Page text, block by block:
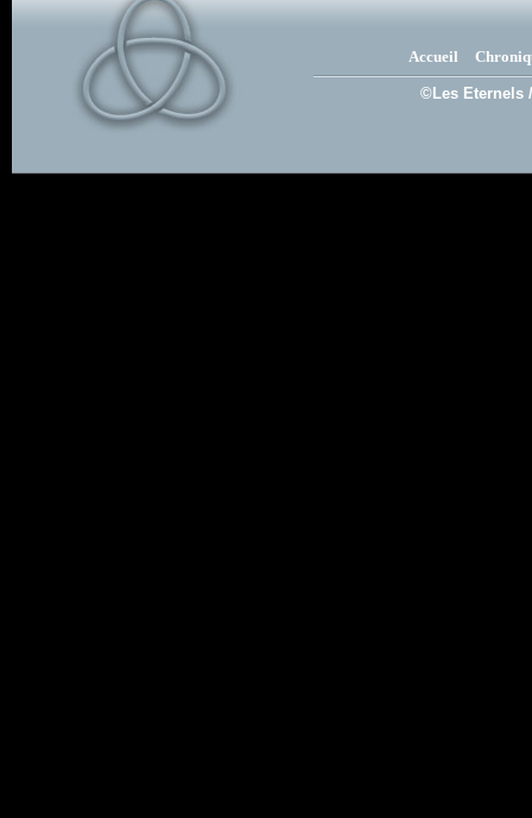
Accueil
©Les Eternels